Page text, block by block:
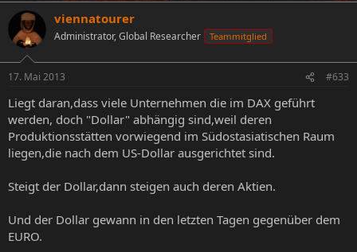
viennatourer
Administrator, Global Researcher Teammitglied
17. Mai 2013 #633
Liegt daran,dass viele Unternehmen die im DAX geführt
werden, doch "Dollar" abhängig sind,weil deren
Produktionsstätten vorwiegend im Südostasiatischen Raum
liegen,die nach dem US-Dollar ausgerichtet sind.
Steigt der Dollar,dann steigen auch deren Aktien.
Und der Dollar gewann in den letzten Tagen gegenüber dem
EURO.